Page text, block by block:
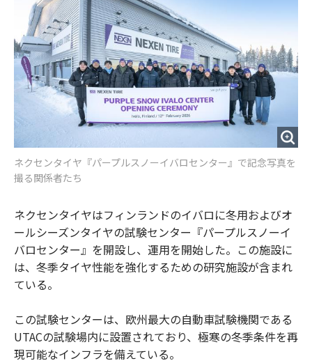
ネクセンタイヤ『パープルスノーイバロセンター』で記念写真を
撮る関係者たち
ネクセンタイヤはフィンランドのイバロに冬用およびオ
ールシーズンタイヤの試験センター『パープルスノーイ
バロセンター』を開設し、運用を開始した。この施設に
は、冬季タイヤ性能を強化するための研究施設が含まれ
ている。
この試験センターは、欧州最大の自動車試験機関である
UTACの試験場内に設置されており、極寒の冬季条件を再
現可能なインフラを備えている。